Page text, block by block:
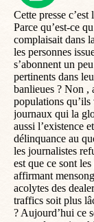
Cette presse
Parce qu’est-ce
complaisait dans
les personnes
s’abonnent un
pertinents dans
banlieues ? Non ,
populations
journaux qui la
aussi l’existence
délinquance au
les journalistes
est que ce sont
affirmant
acolytes des
traffics soit plus
? Aujourd’hui ce